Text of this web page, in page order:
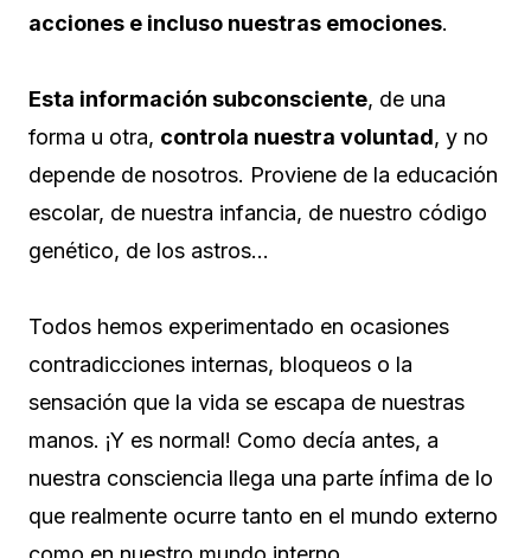
acciones e incluso nuestras emociones.
Esta información subconsciente, de una
forma u otra, controla nuestra voluntad, y no
depende de nosotros. Proviene de la educación
escolar, de nuestra infancia, de nuestro código
genético, de los astros…
Todos hemos experimentado en ocasiones
contradicciones internas, bloqueos o la
sensación que la vida se escapa de nuestras
manos. ¡Y es normal! Como decía antes, a
nuestra consciencia llega una parte ínfima de lo
que realmente ocurre tanto en el mundo externo